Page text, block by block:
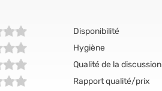
Disponibilité
Hygiène
Qualité de la discussion
Rapport qualité/prix